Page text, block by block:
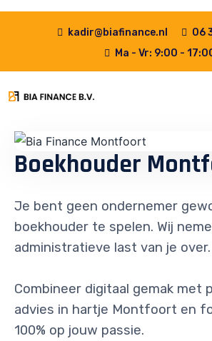
kadir@biafinance.nl
06
Ma - Vr: 9:00 -
Boekhouder
Je bent geen ondernemer
boekhouder te spelen. Wij
administratieve last van je over.
Combineer digitaal gemak met
advies in hartje Montfoort en
100% op jouw passie.